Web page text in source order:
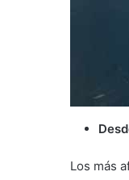
Los más